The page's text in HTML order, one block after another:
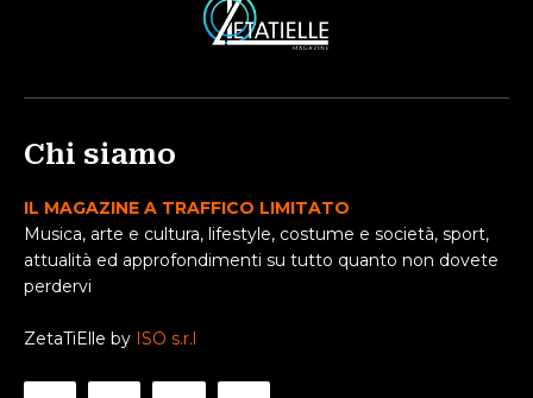
Chi siamo
IL MAGAZINE A TRAFFICO LIMITATO
Musica, arte e cultura, lifestyle, costume e società, sport,
attualità ed approfondimenti su tutto quanto non dovete
perdervi
ZetaTiElle by ISO s.r.l